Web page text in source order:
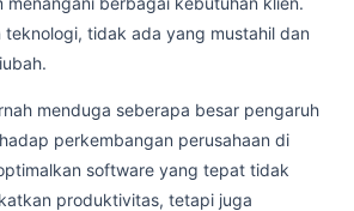
teknologi, tidak ada yang mustahil dan
menduga seberapa besar pengaruh
perkembangan perusahaan di
software yang tepat tidak
produktivitas, tetapi juga